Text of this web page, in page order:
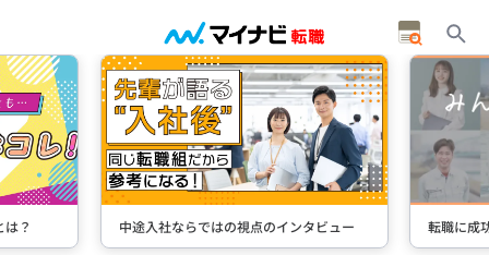
ュー 転職に成功した先輩たちのインタビュー ＋